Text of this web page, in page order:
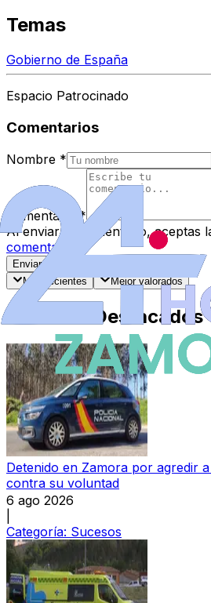
Temas
Gobierno de España
Espacio Patrocinado
Comentarios
Nombre *
Comentario
*
Al enviar tu comentario, aceptas
comentarios
Enviar Comentario
Más recientes
Mejor valorados
Artículos Destacados
Detenido en Zamora por agredir
contra su voluntad
6 ago 2026
Categoría: Sucesos